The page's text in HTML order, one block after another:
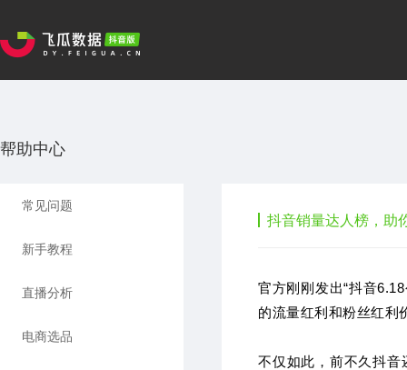
帮助中心
常见问题
新手教程
直播分析
电商选品
抖音销量达人榜，助
官方刚刚发出“抖音
的流量红利和粉丝红利
不仅如此，前不久抖音